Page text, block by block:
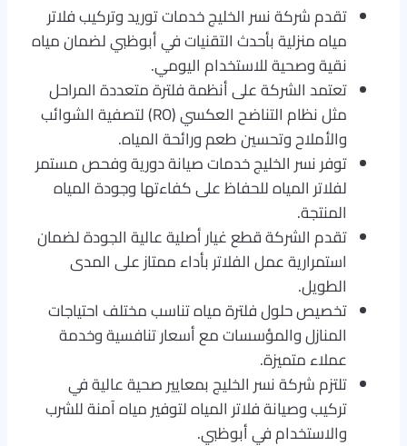
تقدم شركة نسر الخليج خدمات توريد وتركيب فلاتر
مياه منزلية بأحدث التقنيات في أبوظبي لضمان مياه
نقية وصحية للاستخدام اليومي.
تعتمد الشركة على أنظمة فلترة متعددة المراحل
مثل نظام التناضح العكسي (RO) لتصفية الشوائب
والأملاح وتحسين طعم ورائحة المياه.
توفر نسر الخليج خدمات صيانة دورية وفحص مستمر
لفلاتر المياه للحفاظ على كفاءتها وجودة المياه
المنتجة.
تقدم الشركة قطع غيار أصلية عالية الجودة لضمان
استمرارية عمل الفلاتر بأداء ممتاز على المدى
الطويل.
تخصيص حلول فلترة مياه تناسب مختلف احتياجات
المنازل والمؤسسات مع أسعار تنافسية وخدمة
عملاء متميزة.
تلتزم شركة نسر الخليج بمعايير صحية عالية في
تركيب وصيانة فلاتر المياه لتوفير مياه آمنة للشرب
والاستخدام في أبوظبي.